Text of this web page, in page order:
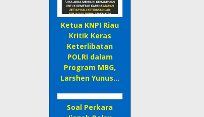
Ketua KNPI Riau
Kritik Keras
Keterlibatan
POLRI dalam
Program MBG,
Larshen Yunus…
Soal Perkara